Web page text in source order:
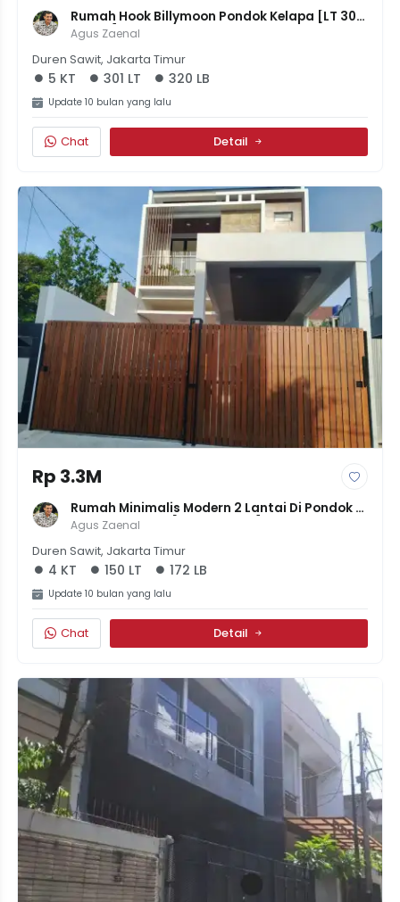
Rumah Hook Billymoon Pondok Kelapa [LT 301
LB 320] | 5KT 3KM | Klasik Modern 2 Lantai |
Harga 4.75M
Agus Zaenal
Duren Sawit, Jakarta Timur
5 KT 301 LT 320 LB
Update 10 bulan yang lalu
Chat Detail
Rp 3.3M
Rumah Minimalis Modern 2 Lantai Di Pondok
Kelapa, JakTim [LT 150 LB 172] | 4KT 3KM |
Jalan 2 Mobil | Harga 3.25M
Agus Zaenal
Duren Sawit, Jakarta Timur
4 KT 150 LT 172 LB
Update 10 bulan yang lalu
Chat Detail